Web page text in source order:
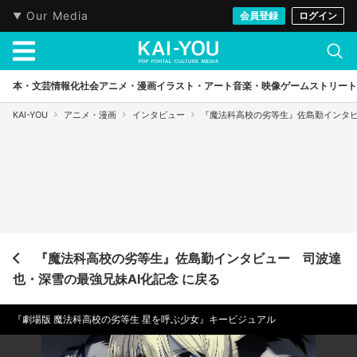
Our Media 会員登録 ログイン
本・文芸情報化社会アニメ・漫画イラスト・アート音楽・映像ゲームストリート
KAI-YOU アニメ・漫画 インタビュー 『魔法科高校の劣等生』佐島勤イン
『魔法科高校の劣等生』佐島勤インタビュー 司波達
也・深雪の最強兄妹AI化記念 に戻る
『劇場版 魔法科高校の劣等生 星を呼ぶ少女』キービジュアル